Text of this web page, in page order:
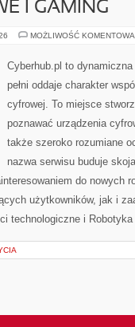
I GAMING
MOŻLIWOŚĆ
Cyberhub.pl to
pełni oddaje charakter
cyfrowej. To miejsce
poznawać urządzenia
także szeroko rozumiane
nazwa serwisu buduje
do nowych
użytkowników, jak i
technologiczne i